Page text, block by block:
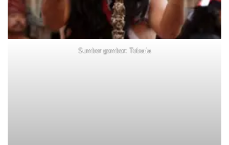
Sumber gambar: Tobaria